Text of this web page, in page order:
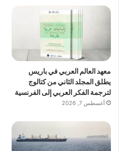
معهد العالم العربي في باريس
يطلق المجلد الثاني من كتالوج
لترجمة الفكر العربي إلى الفرنسية
أغسطس 7, 2026